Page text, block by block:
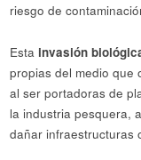
riesgo de
Esta invasión
propias del medio
al ser portadoras de
la industria pesquera,
dañar infraestructuras